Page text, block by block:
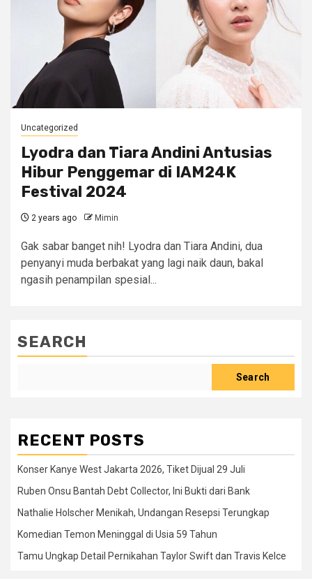
Uncategorized
Lyodra dan Tiara Andini Antusias
Hibur Penggemar di IAM24K
Festival 2024
2 years ago Mimin
Gak sabar banget nih! Lyodra dan Tiara Andini, dua
penyanyi muda berbakat yang lagi naik daun, bakal
ngasih penampilan spesial...
SEARCH
Search
RECENT POSTS
Konser Kanye West Jakarta 2026, Tiket Dijual 29 Juli
Ruben Onsu Bantah Debt Collector, Ini Bukti dari Bank
Nathalie Holscher Menikah, Undangan Resepsi Terungkap
Komedian Temon Meninggal di Usia 59 Tahun
Tamu Ungkap Detail Pernikahan Taylor Swift dan Travis Kelce